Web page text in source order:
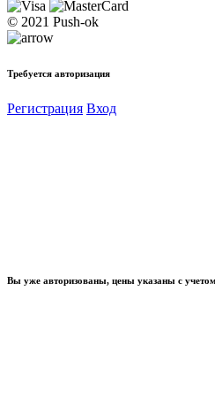
© 2021 Push-ok
Требуется авторизация
Регистрация Вход
Вы уже авторизованы, цены указаны с